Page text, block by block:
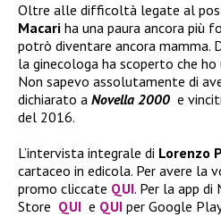
Oltre alle difficoltà legate al
Macari ha una paura ancora più
potrò diventare ancora mamma.
la ginecologa ha scoperto che
Non sapevo assolutamente di
dichiarato a Novella 2000 e
del 2016.
L’intervista integrale di Lorenzo
cartaceo in edicola. Per avere la
promo cliccate QUI. Per la app
Store QUI e QUI per Google